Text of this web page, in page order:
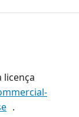
licença
.